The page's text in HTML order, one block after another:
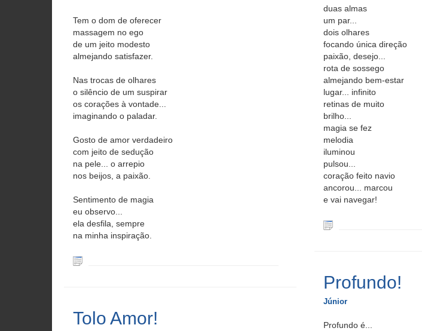
Tem o dom de oferecer
massagem no ego
de um jeito modesto
almejando satisfazer.
Nas trocas de olhares
o silêncio de um suspirar
os corações à vontade...
imaginando o paladar.
Gosto de amor verdadeiro
com jeito de sedução
na pele... o arrepio
nos beijos, a paixão.
Sentimento de magia
eu observo...
ela desfila, sempre
na minha inspiração.
Tolo Amor!
duas almas
um par...
dois olhares
focando única direção
paixão, desejo...
rota de sossego
almejando bem-estar
lugar... infinito
retinas de muito
brilho...
magia se fez
melodia
iluminou
pulsou...
coração feito navio
ancorou... marcou
e vai navegar!
Profundo!
Júnior
Profundo é...